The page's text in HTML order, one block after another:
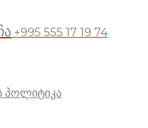
+995 555 17 19 74
პოლიტიკა